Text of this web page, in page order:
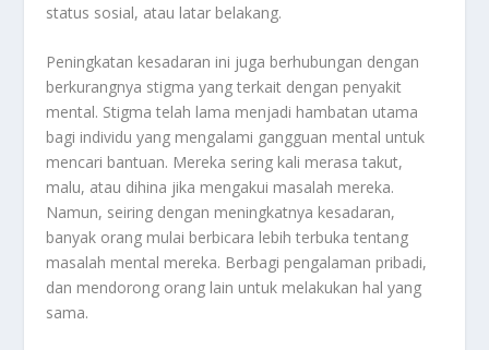
status sosial, atau latar belakang.
Peningkatan kesadaran ini juga berhubungan dengan
berkurangnya stigma yang terkait dengan penyakit
mental. Stigma telah lama menjadi hambatan utama
bagi individu yang mengalami gangguan mental untuk
mencari bantuan. Mereka sering kali merasa takut,
malu, atau dihina jika mengakui masalah mereka.
Namun, seiring dengan meningkatnya kesadaran,
banyak orang mulai berbicara lebih terbuka tentang
masalah mental mereka. Berbagi pengalaman pribadi,
dan mendorong orang lain untuk melakukan hal yang
sama.